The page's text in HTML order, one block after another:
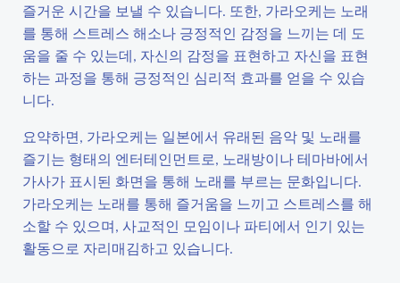
즐거운 시간을 보낼 수 있습니다. 또한, 가라오케는 노래
를 통해 스트레스 해소나 긍정적인 감정을 느끼는 데 도
움을 줄 수 있는데, 자신의 감정을 표현하고 자신을 표현
하는 과정을 통해 긍정적인 심리적 효과를 얻을 수 있습
니다.
요약하면, 가라오케는 일본에서 유래된 음악 및 노래를
즐기는 형태의 엔터테인먼트로, 노래방이나 테마바에서
가사가 표시된 화면을 통해 노래를 부르는 문화입니다.
가라오케는 노래를 통해 즐거움을 느끼고 스트레스를 해
소할 수 있으며, 사교적인 모임이나 파티에서 인기 있는
활동으로 자리매김하고 있습니다.